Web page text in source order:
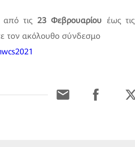
από τις 23 Φεβρουαρίου έως τις
τον ακόλουθο σύνδεσμο